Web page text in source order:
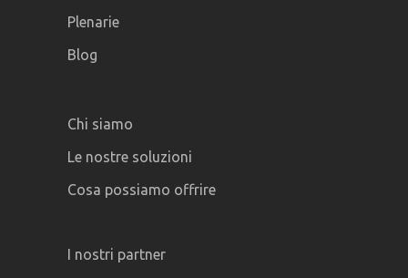
Plenarie
Blog
Chi siamo
Le nostre soluzioni
Cosa possiamo offrire
I nostri partner